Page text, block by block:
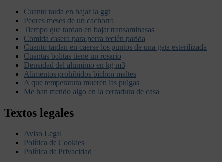
Cuanto tarda en bajar la ggt
Peores meses de un cachorro
Tiempo que tardan en bajar transaminasas
Comida casera para perra recién parida
Cuanto tardan en caerse los puntos de una gata esterilizada
Cuantas bolitas tiene un rosario
Densidad del aluminio en kg m3
Alimentos prohibidos bichon maltes
A que temperatura mueren las pulgas
Me han metido algo en la cerradura de casa
Textos legales
Aviso Legal
Política de Cookies
Política de Privacidad